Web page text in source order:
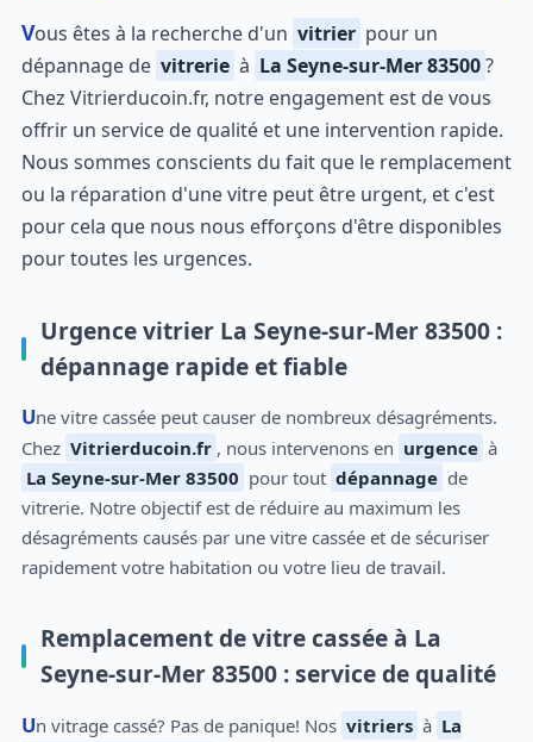
Vous êtes à la recherche d'un vitrier pour un
dépannage de vitrerie à La Seyne-sur-Mer 83500?
Chez Vitrierducoin.fr, notre engagement est de vous
offrir un service de qualité et une intervention rapide.
Nous sommes conscients du fait que le remplacement
ou la réparation d'une vitre peut être urgent, et c'est
pour cela que nous nous efforçons d'être disponibles
pour toutes les urgences.
Urgence vitrier La Seyne-sur-Mer 83500 :
dépannage rapide et fiable
Une vitre cassée peut causer de nombreux désagréments.
Chez Vitrierducoin.fr , nous intervenons en urgence à
La Seyne-sur-Mer 83500 pour tout dépannage de
vitrerie. Notre objectif est de réduire au maximum les
désagréments causés par une vitre cassée et de sécuriser
rapidement votre habitation ou votre lieu de travail.
Remplacement de vitre cassée à La
Seyne-sur-Mer 83500 : service de qualité
Un vitrage cassé? Pas de panique! Nos vitriers à La